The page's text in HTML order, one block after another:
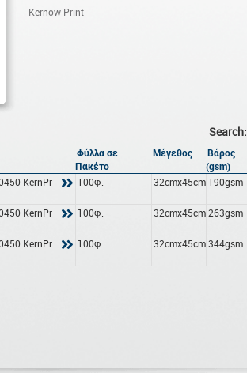
Kernow Print
Search:
Φύλλα σε
Πακέτο
Μέγεθος
Βάρος
(gsm)
KernPr
100φ. 32cmx45cm 190gsm
KernPr
100φ. 32cmx45cm263gsm
KernPr
100φ. 32cmx45cm344gsm